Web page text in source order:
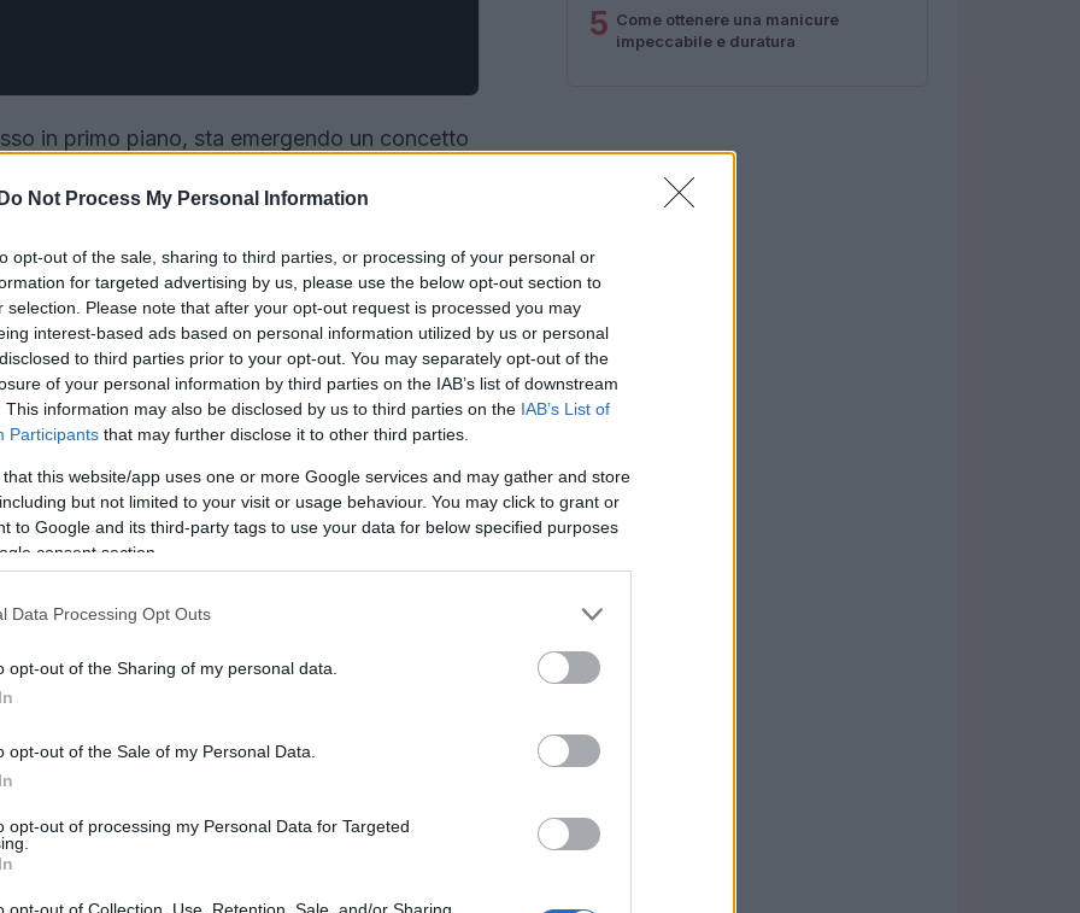
Do Not Process My Personal Information
opt-out of the sale, sharing to third parties, or processing of your personal or
for targeted advertising by us, please use the below opt-out section to
selection. Please note that after your opt-out request is processed you may
interest-based ads based on personal information utilized by us or personal
to third parties prior to your opt-out. You may separately opt-out of the
of your personal information by third parties on the IAB’s list of downstream
This information may also be disclosed by us to third parties on the IAB’s List of
Participants that may further disclose it to other third parties.
that this website/app uses one or more Google services and may gather and store
but not limited to your visit or usage behaviour. You may click to grant or
to Google and its third-party tags to use your data for below specified purposes
consent section.
Data Processing Opt Outs
opt-out of the Sharing of my personal data.
opt-out of the Sale of my Personal Data.
opt-out of processing my Personal Data for Targeted
opt-out of Collection, Use, Retention, Sale, and/or Sharing
in primo piano, sta emergendo un concetto
che si distacca dai loghi appariscenti e
sofisticata e senza tempo. Ma ti sei mai
questa filosofia? Scopriamoli insieme!
Olsen
Olsen nel 2006,
si concentra su capi privi di loghi, ma
5 Come ottenere una manicure
impeccabile e duratura